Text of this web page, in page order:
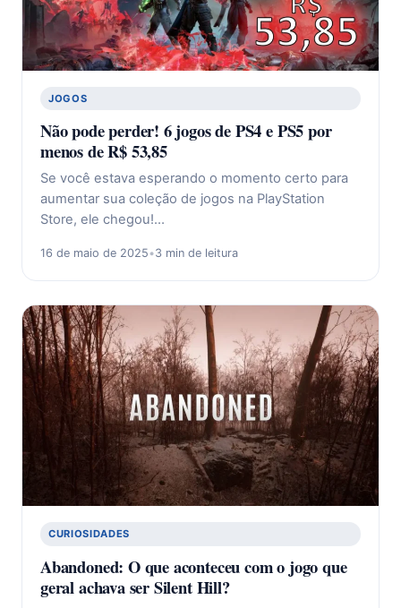
JOGOS
Não pode perder! 6 jogos de PS4 e PS5 por
menos de R$ 53,85
Se você estava esperando o momento certo para
aumentar sua coleção de jogos na PlayStation
Store, ele chegou!…
16 de maio de 2025•3 min de leitura
CURIOSIDADES
Abandoned: O que aconteceu com o jogo que
geral achava ser Silent Hill?